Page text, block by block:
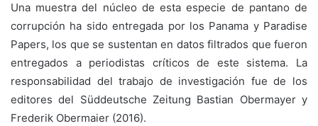
Una muestra del núcleo de esta especie de pantano de
corrupción ha sido entregada por los Panama y Paradise
Papers, los que se sustentan en datos filtrados que fueron
entregados a periodistas críticos de este sistema. La
responsabilidad del trabajo de investigación fue de los
editores del Süddeutsche Zeitung Bastian Obermayer y
Frederik Obermaier (2016).